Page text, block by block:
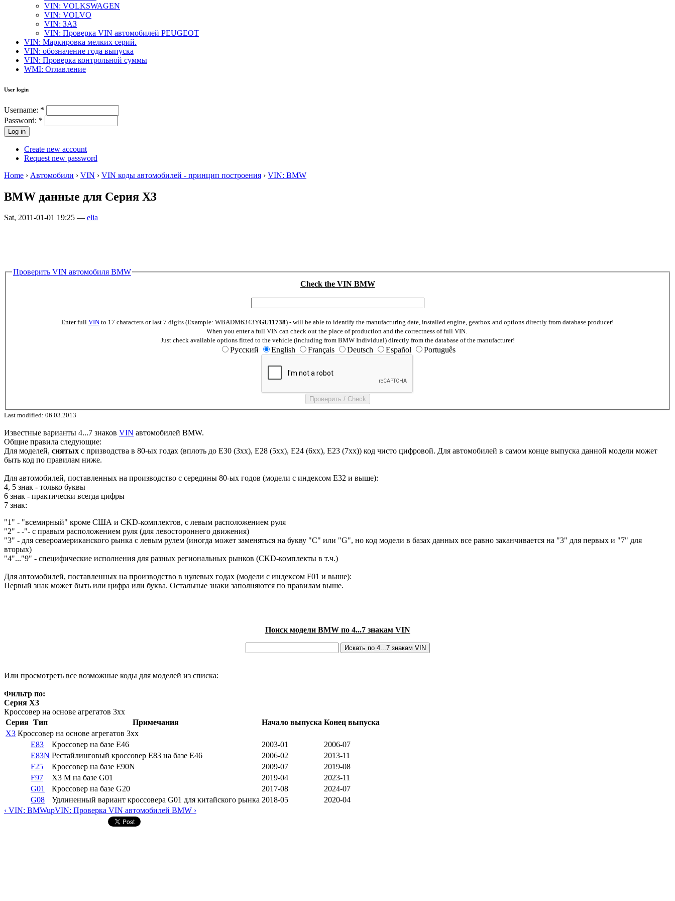
VIN: VOLKSWAGEN
VIN: VOLVO
VIN: ЗАЗ
VIN: Проверка VIN автомобилей PEUGEOT
VIN: Маркировка мелких серий.
VIN: обозначение года выпуска
VIN: Проверка контрольной суммы
WMI: Оглавление
User login
Username: *
Password: *
Create new account
Request new password
Home › Автомобили › VIN › VIN коды автомобилей - принцип построения › VIN: BMW
BMW данные для Серия X3
Sat, 2011-01-01 19:25 — elia
Проверить VIN автомобиля BMW
Check the VIN BMW
Enter full VIN to 17 characters or last 7 digits (Example: WBADM6343YGU11738) - will be able to identify the manufacturing date, installed engine, gearbox and options directly from database producer!
When you enter a full VIN can check out the place of production and the correctness of full VIN.
Just check available options fitted to the vehicle (including from BMW Individual) directly from the database of the manufacturer!
Русский English Français Deutsch Español Português
Last modified: 06.03.2013
Известные варианты 4...7 знаков VIN автомобилей BMW.
Общие правила следующие:
Для моделей, снятых с призводства в 80-ых годах (вплоть до E30 (3xx), E28 (5xx), E24 (6xx), E23 (7xx)) код чисто цифровой. Для автомобилей в самом конце выпуска данной модели может
быть код по правилам ниже.
Для автомобилей, поставленных на производство с середины 80-ых годов (модели с индексом E32 и выше):
4, 5 знак - только буквы
6 знак - практически всегда цифры
7 знак:
"1" - "всемирный" кроме США и CKD-комплектов, с левым расположением руля
"2" - -"- с правым расположением руля (для левостороннего движения)
"3" - для североамериканского рынка с левым рулем (иногда может заменяться на букву "C" или "G", но код модели в базах данных все равно заканчивается на "3" для первых и "7" для
вторых)
"4"..."9" - специфические исполнения для разных региональных рынков (CKD-комплекты в т.ч.)
Для автомобилей, поставленных на производство в нулевых годах (модели с индексом F01 и выше):
Первый знак может быть или цифра или буква. Остальные знаки заполняются по правилам выше.
Поиск модели BMW по 4...7 знакам VIN
Или просмотреть все возможные коды для моделей из списка:
Фильтр по:
Серия X3
Кроссовер на основе агрегатов 3xx
Серия Тип Примечания Начало выпуска Конец выпуска
X3 Кроссовер на основе агрегатов 3xx
E83
Кроссовер на базе E46 2003-01
2006-07
E83N Рестайлинговый кроссовер E83 на базе E46 2006-02
2013-11
F25
Кроссовер на базе E90N 2009-07
2019-08
F97
X3 M на базе G01 2019-04
2023-11
G01
Кроссовер на базе G20 2017-08
2024-07
G08
Удлиненный вариант кроссовера G01 для китайского рынка 2018-05
2020-04
‹ VIN: BMWupVIN: Проверка VIN автомобилей BMW ›